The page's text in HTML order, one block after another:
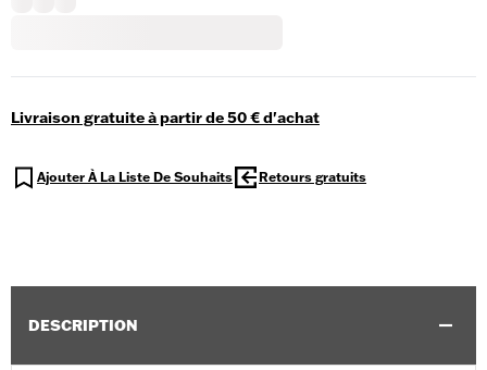
Livraison gratuite à partir de 50 € d'achat
Ajouter À La Liste De Souhaits Retours gratuits
DESCRIPTION